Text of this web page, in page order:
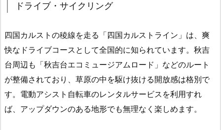
ドライブ・サイクリング
四国カルストの稜線を走る「四国カルストライン」は、爽
快なドライブコースとして全国的に知られています。秋吉
台周辺も「秋吉台エコミュージアムロード」などのルート
が整備されており、草原の中を駆け抜ける開放感は格別で
す。電動アシスト自転車のレンタルサービスを利用すれ
ば、アップダウンのある地形でも無理なく楽しめます。